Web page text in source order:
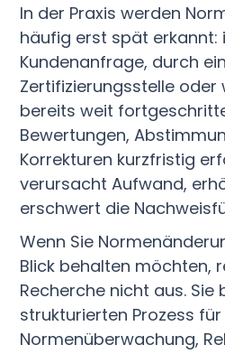
In der Praxis werden
häufig erst spät erkannt:
Kundenanfrage, durch
Zertifizierungsstelle oder
bereits weit
Bewertungen,
Korrekturen kurzfristig
verursacht Aufwand,
erschwert die
Wenn Sie
Blick behalten möchten,
Recherche nicht aus. Sie
strukturierten Prozess für
Normenüberwachung,